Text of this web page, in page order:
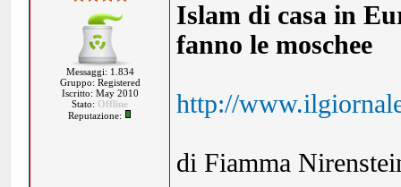
Messaggi: 1.834
Gruppo: Registered
Iscritto: May 2010
Stato: Offline
Reputazione:
Islam di casa in
fanno le moschee
http://
di Fiamma